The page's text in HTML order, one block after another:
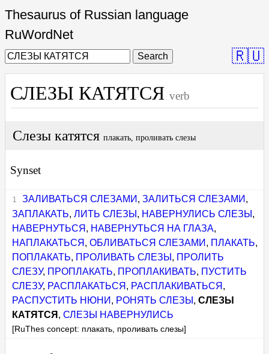
Thesaurus of Russian language
RuWordNet
Search 🇷🇺
СЛЕЗЫ КАТЯТСЯ verb
Слезы катятся плакать, проливать слезы
Synset
ЗАЛИВАТЬСЯ СЛЕЗАМИ , ЗАЛИТЬСЯ СЛЕЗАМИ ,
ЗАПЛАКАТЬ,ЛИТЬ СЛЕЗЫ , НАВЕРНУЛИСЬ СЛЕЗЫ ,
НАВЕРНУТЬСЯ , НАВЕРНУТЬСЯ НА ГЛАЗА,
НАПЛАКАТЬСЯ ,ОБЛИВАТЬСЯ СЛЕЗАМИ , ПЛАКАТЬ,
ПОПЛАКАТЬ, ПРОЛИВАТЬ СЛЕЗЫ , ПРОЛИТЬ
СЛЕЗУ, ПРОПЛАКАТЬ, ПРОПЛАКИВАТЬ, ПУСТИТЬ
СЛЕЗУ, РАСПЛАКАТЬСЯ , РАСПЛАКИВАТЬСЯ ,
РАСПУСТИТЬ НЮНИ , РОНЯТЬ СЛЕЗЫ ,СЛЕЗЫ
КАТЯТСЯ ,СЛЕЗЫ НАВЕРНУЛИСЬ
[RuThes concept: плакать, проливать слезы]